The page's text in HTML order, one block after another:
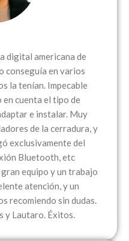
digital americana de
conseguía en varios
la tenían. Impecable
en cuenta el tipo de
e instalar. Muy
de la cerradura, y
exclusivamente del
Bluetooth, etc
equipo y un trabajo
atención, y un
recomiendo sin dudas.
y Lautaro. Éxitos.